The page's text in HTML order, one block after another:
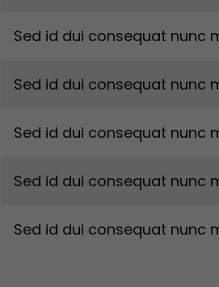
Sed id dui consequat nunc
Sed id dui consequat nunc
Sed id dui consequat nunc
Sed id dui consequat nunc
Sed id dui consequat nunc